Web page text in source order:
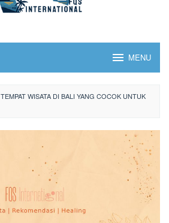
MENU
TEMPAT WISATA DI BALI YANG COCOK UNTUK